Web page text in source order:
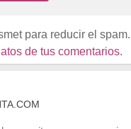
para reducir el spam.
de tus comentarios.